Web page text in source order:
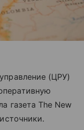
(ЦРУ)
газета The New